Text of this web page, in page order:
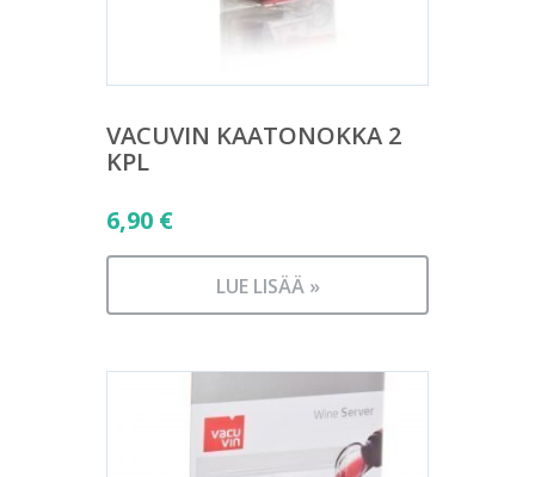
VACUVIN KAATONOKKA 2
KPL
6,90 €
LUE LISÄÄ »